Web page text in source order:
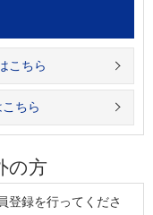
こちら
ちら
の方
登録を行ってくださ